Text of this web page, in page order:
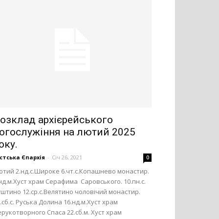
архієрейського
на лютий 2025
Єпархія - Січ 26, 2021 0
2.нд.с.Широке 6.чт.с.Копашнево монастир.
храм Серафима Саровського. 10.пн.с.
12.ср.с.Велятино чоловічий монастир.
Руська Долина 16.нд.м.Хуст храм
Спаса 22.сб.м. Хуст храм